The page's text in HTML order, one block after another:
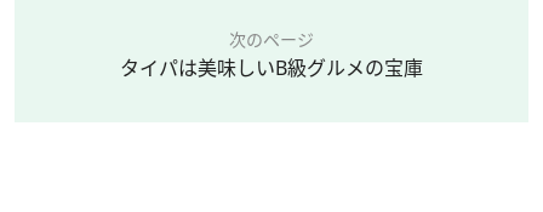
次のページ
タイパは美味しいB級グルメの宝庫